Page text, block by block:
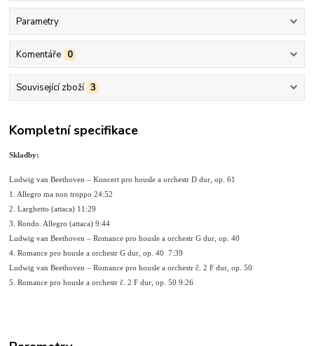
Parametry
Komentáře 0
Související zboží 3
Kompletní specifikace
Skladby:
Ludwig van Beethoven – Koncert pro housle a orchestr D dur, op. 61
1. Allegro ma non troppo 24:52
2. Larghetto (attaca) 11:29
3. Rondo. Allegro (attaca) 9:44
Ludwig van Beethoven – Romance pro housle a orchestr G dur, op. 40
4. Romance pro housle a orchestr G dur, op. 40 7:39
Ludwig van Beethoven – Romance pro housle a orchestr č. 2 F dur, op. 50
5. Romance pro housle a orchestr č. 2 F dur, op. 50 9:26